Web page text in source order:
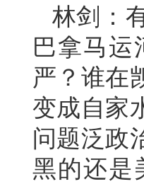
林剑：
巴拿马
严？谁在
变成自家
问题泛政
黑的还是